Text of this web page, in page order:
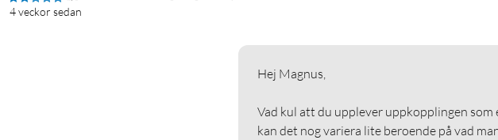
Vikt: 600 g
Fjärrkontroll (drivs av 2x AAA-batterier, säljs separat)
4 veckor sedan
Hej Magnus,
Vad kul att du upplever uppkopplingen som
kan det nog variera lite beroende på vad